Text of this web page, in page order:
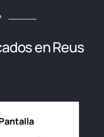
en Reus